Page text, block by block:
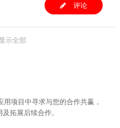
评论
显示全部
项目中寻求与您的合作共赢，
拓展后续合作。